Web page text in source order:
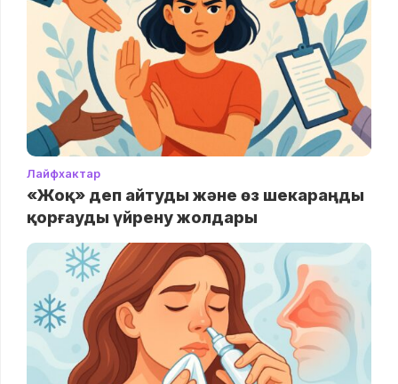
Лайфхактар
«Жоқ» деп айтуды және өз шекараңды
қорғауды үйрену жолдары